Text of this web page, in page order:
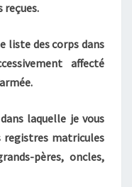
reçues.
liste des corps dans
affecté
laquelle je vous
registres matricules
pères, oncles,